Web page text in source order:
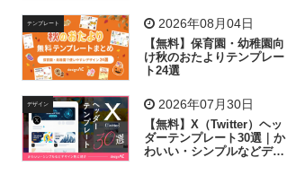
テンプレート 2026年08月04日
【無料】保育園・幼稚園向
け秋のおたよりテンプレー
ト24選
デザイン 2026年07月30日
【無料】X（Twitter）ヘッ
ダーテンプレート30選｜か
わいい・シンプルなどデザ